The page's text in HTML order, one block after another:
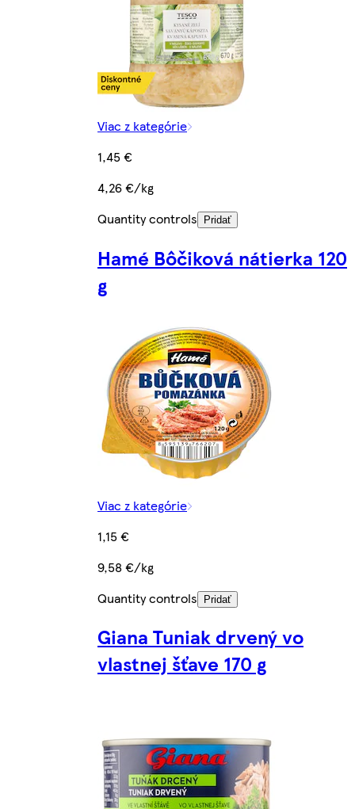
Viac z kategórie
1,45 €
4,26 €/kg
Quantity controls
Pridať
Hamé Bôčiková nátierka 120
g
Viac z kategórie
1,15 €
9,58 €/kg
Quantity controls
Pridať
Giana Tuniak drvený vo
vlastnej šťave 170 g